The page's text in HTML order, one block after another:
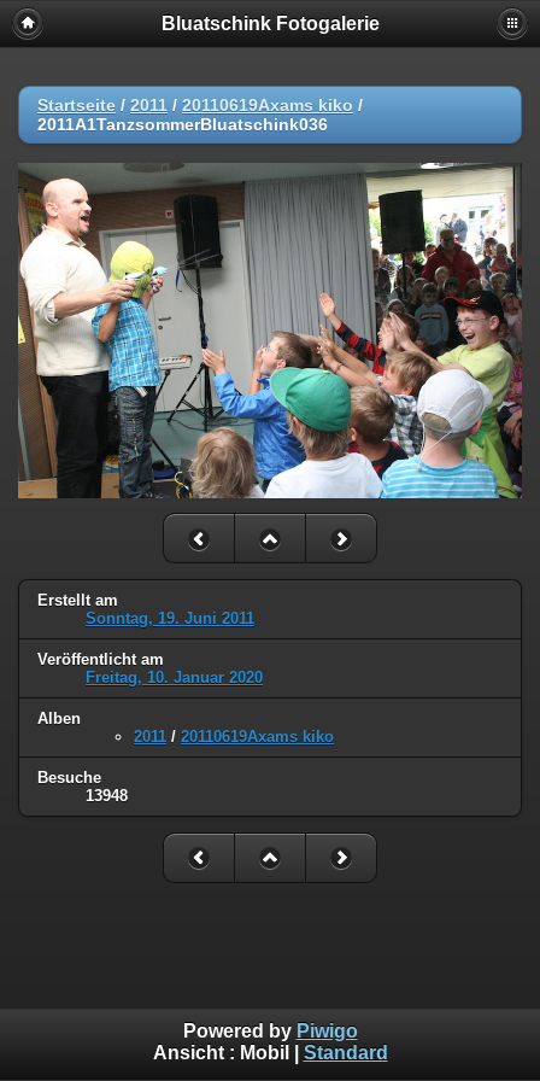
Bluatschink Fotogalerie
Startseite / 2011 / 20110619Axams kiko /
2011A1TanzsommerBluatschink036
Erstellt am
Sonntag, 19. Juni 2011
Veröffentlicht am
Freitag, 10. Januar 2020
Alben
2011 / 20110619Axams kiko
Besuche
13948
Powered by Piwigo
Ansicht : Mobil Standard